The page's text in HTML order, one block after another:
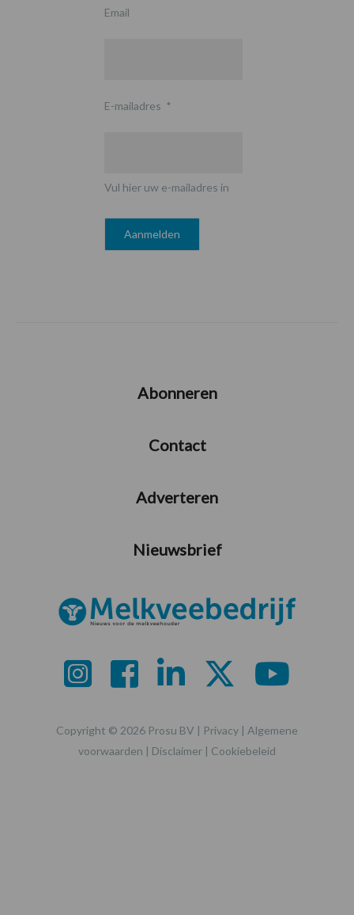
Email
E-mailadres *
Vul hier uw e-mailadres in
Abonneren
Contact
Adverteren
Nieuwsbrief
Copyright © 2026 Prosu BV | Privacy | Algemene
voorwaarden | Disclaimer | Cookiebeleid